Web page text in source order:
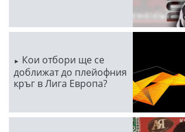
Кои отбори ще се
доближат до плейофния
кръг в Лига Европа?